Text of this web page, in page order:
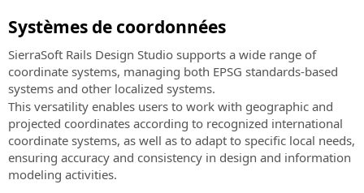
la
modélisation
3D
et
l'analyse
du
territoire
SierraSoft
Survey
Certification
Expert
BIM
Certifiez
vos
compétences
professionnelles
SierraSoft
Education
Systèmes de coordonnées
SierraSoft Rails Design Studio supports a wide range of
coordinate systems, managing both EPSG standards-based
systems and other localized systems.
This versatility enables users to work with geographic and
projected coordinates according to recognized international
coordinate systems, as well as to adapt to specific local needs,
ensuring accuracy and consistency in design and information
modeling activities.